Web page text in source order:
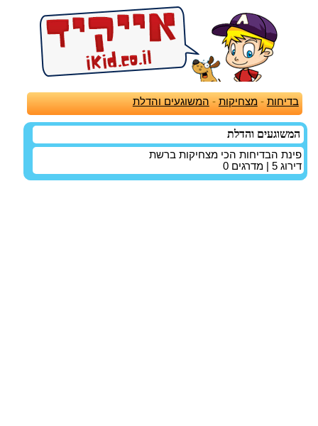
בדיחות -מצחיקות - המשוגעים והדלת
המשוגעים והדלת
פינת הבדיחות הכי מצחיקות ברשת
דירוג 5 | מדרגים 0